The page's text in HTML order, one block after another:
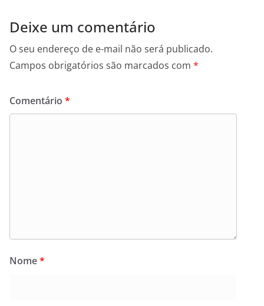
Deixe um comentário
O seu endereço de e-mail não será publicado.
Campos obrigatórios são marcados com *
Comentário *
Nome*